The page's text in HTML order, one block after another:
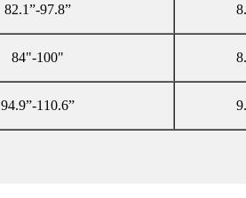
82.1”-97.8”
84"-100"
94.9”-110.6”